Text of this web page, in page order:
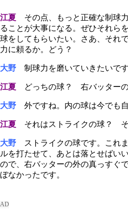
江夏 その点、もっと正確な制球
ることが大事になる。ぜひそれら
球をしてもらいたい。さあ、それ
力に頼るか。どう？
大野 制球力を磨いていきたいです
江夏 どっちの球？ 右バッター
大野 外ですね。内の球は今でも自
江夏 それはストライクの球？ そ
大野 ストライクの球です。これ
ルを打たせて、あとは落とせばい
ので、右バッターの外の真っすぐ
ぼなかったです。